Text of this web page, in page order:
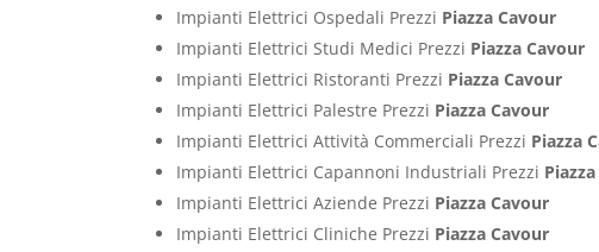
Impianti Elettrici Ospedali Prezzi Piazza Cavour
Impianti Elettrici Studi Medici Prezzi Piazza Cavour
Impianti Elettrici Ristoranti Prezzi Piazza Cavour
Impianti Elettrici Palestre Prezzi Piazza Cavour
Impianti Elettrici Attività Commerciali Prezzi Piazza
Impianti Elettrici Capannoni Industriali Prezzi
Impianti Elettrici Aziende Prezzi Piazza Cavour
Impianti Elettrici Cliniche Prezzi Piazza Cavour